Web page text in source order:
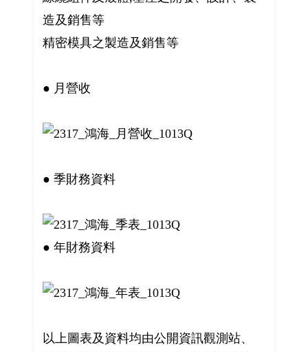
造及銷售等
精密模具之製造及銷售等
● 月營收
● 季財務資料
● 年財務資料
以上圖表及資料均由公開資訊觀測站、